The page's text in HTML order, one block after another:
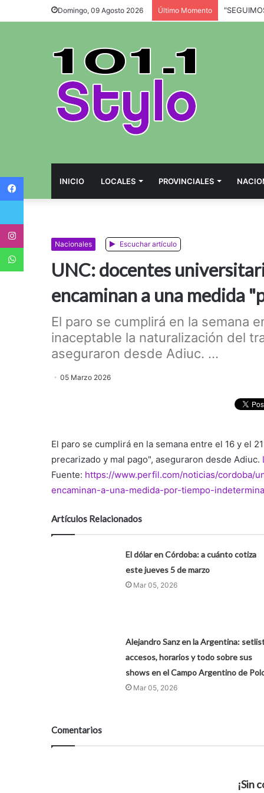
Domingo, 09 Agosto 2026 Último Momento
INICIO LOCALES PROVINCIALES
Nacionales Escuchar artículo
UNC: docentes
encaminan a una medida
El paro se cumplirá en la semana
inaceptable la naturalización del
aseguraron desde Adiuc. ...
05 Marzo 2026
El paro se cumplirá en la semana entre el 16 y el
precarizado y mal pago", aseguraron desde Adiuc.
Fuente: https://www.perfil.com/noticias/cordoba/
encaminan-a-una-medida-por-tiempo-
Artículos Relacionados
El dólar en Córdoba: a cuánto cotiza
este jueves 5 de marzo
Mar 05, 2026
Alejandro Sanz en la Argentina:
accesos, horarios y todo sobre sus
shows en el Campo Argentino de
Mar 05, 2026
Comentarios
¡Sin
Twitter
WhatsApp